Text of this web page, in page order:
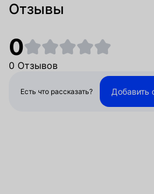
Отзывы
0
0 Отзывов
Есть что рассказать? Добавить